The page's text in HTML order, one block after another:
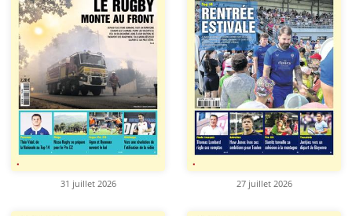
31 juillet 2026 27 juillet 2026